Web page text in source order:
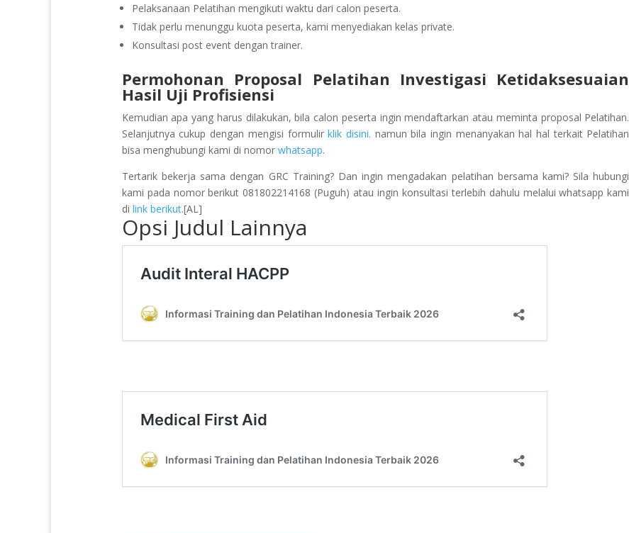
Pelaksanaan Pelatihan mengikuti waktu dari calon peserta.
Tidak perlu menunggu kuota peserta, kami menyediakan kelas private.
Konsultasi post event dengan trainer.
Permohonan Proposal Pelatihan Investigasi Ketidaksesuaian
Hasil Uji Profisiensi
Kemudian apa yang harus dilakukan, bila calon peserta ingin mendaftarkan atau meminta proposal Pelatihan.
Selanjutnya cukup dengan mengisi formulirklik disini. namun bila ingin menanyakan hal hal terkait Pelatihan
bisa menghubungi kami di nomor whatsapp.
Tertarik bekerja sama dengan GRC Training? Dan ingin mengadakan pelatihan bersama kami? Sila hubungi
kami pada nomor berikut 081802214168 (Puguh) atau ingin konsultasi terlebih dahulu melalui whatsapp kami
di link berikut.[AL]
Opsi Judul Lainnya